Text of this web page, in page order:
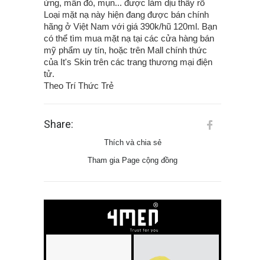
ứng, mẩn đỏ, mụn... được làm dịu thấy rõ
Loại mặt nạ này hiện đang được bán chính
hãng ở Việt Nam với giá 390k/hũ 120ml. Bạn
có thể tìm mua mặt nạ tại các cửa hàng bán
mỹ phẩm uy tín, hoặc trên Mall chính thức
của It's Skin trên các trang thương mại điện
tử.
Theo Trí Thức Trẻ
Share:
Thích và chia sẻ
Tham gia Page cộng đồng